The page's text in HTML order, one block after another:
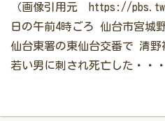
（画像引用元 https://
日の午前4時ごろ 仙台市宮城
仙台東署の東仙台交番で 清野
若い男に刺され死亡した・・・